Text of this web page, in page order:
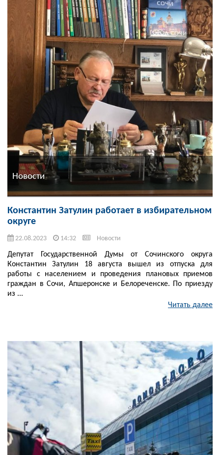
Новости
Константин Затулин работает в избирательном
округе
22.08.2023 14:32 Новости
Депутат Государственной Думы от Сочинского округа
Константин Затулин 18 августа вышел из отпуска для
работы с населением и проведения плановых приемов
граждан в Сочи, Апшеронске и Белореченске. По приезду
из ...
Читать далее